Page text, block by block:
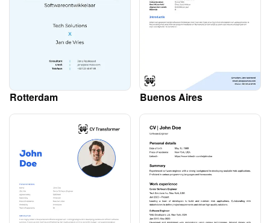
Rotterdam Buenos Aires